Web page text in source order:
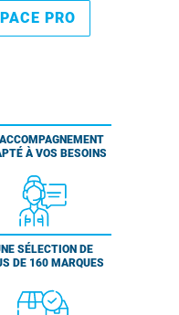
PRO
À VOS BESOINS
SÉLECTION DE
DE 160 MARQUES